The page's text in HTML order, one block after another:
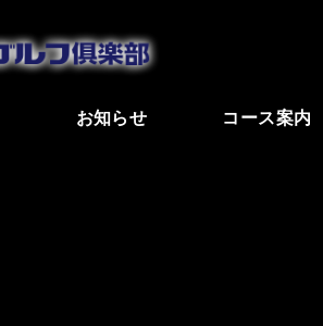
お知らせ コース案内